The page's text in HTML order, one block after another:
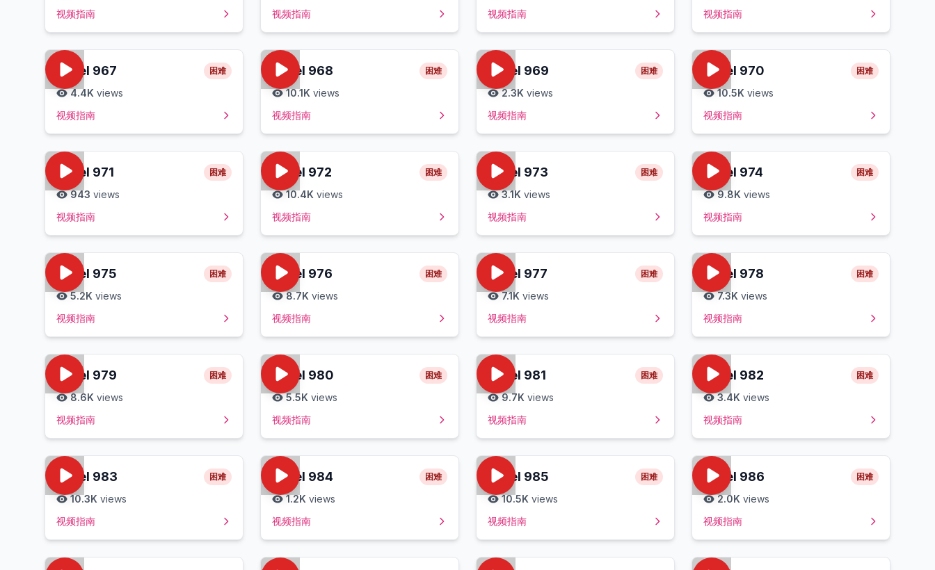
视频指南
视频指南
视频指南
视频指南
Level 967 困难
4.4K views
视频指南
Level 968 困难
10.1K views
视频指南
Level 969 困难
2.3K views
视频指南
Level 970 困难
10.5K views
视频指南
Level 971 困难
943 views
视频指南
Level 972 困难
10.4K views
视频指南
Level 973 困难
3.1K views
视频指南
Level 974 困难
9.8K views
视频指南
Level 975 困难
5.2K views
视频指南
Level 976 困难
8.7K views
视频指南
Level 977 困难
7.1K views
视频指南
Level 978 困难
7.3K views
视频指南
Level 979 困难
8.6K views
视频指南
Level 980 困难
5.5K views
视频指南
Level 981 困难
9.7K views
视频指南
Level 982 困难
3.4K views
视频指南
Level 983 困难
10.3K views
视频指南
Level 984 困难
1.2K views
视频指南
Level 985 困难
10.5K views
视频指南
Level 986 困难
2.0K views
视频指南